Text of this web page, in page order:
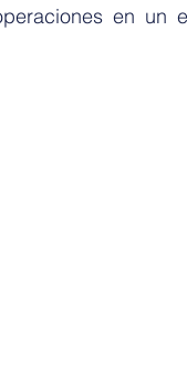
en un